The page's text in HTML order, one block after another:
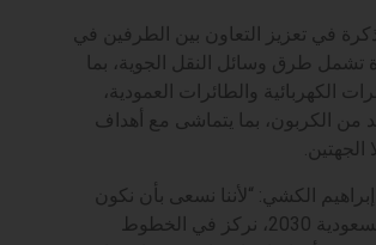
في تعزيز التعاون بين الطرفين في
تشمل طرق وسائل النقل الجوية، بما
الكهربائية والطائرات العمودية،
من الكربون، بما يتماشى مع أهداف
الجهتين.
الكشي: “لأننا نسعى بأن نكون
أجنحة رؤية السعودية 2030، نركز في الخطوط